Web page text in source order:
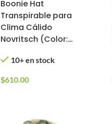
Boonie Hat
Transpirable para
Clima Cálido
Novritsch (Color:
L/XL)10+ en stock
$610.00